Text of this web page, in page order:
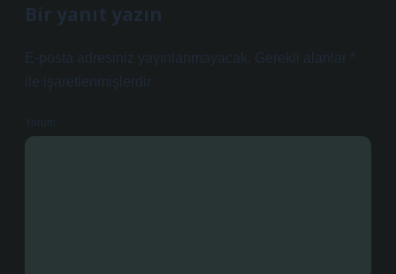
Bir yanıt yazın
E-posta adresiniz yayınlanmayacak. Gerekli alanlar *
ile işaretlenmişlerdir
Yorum